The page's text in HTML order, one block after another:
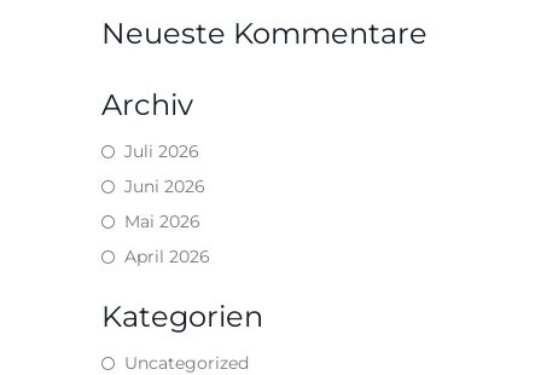
Neueste Kommentare
Archiv
Juli 2026
Juni 2026
Mai 2026
April 2026
Kategorien
Uncategorized